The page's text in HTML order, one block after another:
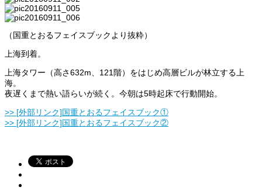
（国重とおるフェイスブックより抜粋）
上海到着。
上海タワー（高さ632m、121階）をはじめ高層ビルが林立する上
海。
夜遅くまで熱い語らいが続く。今朝は5時起床で行動開始。
>> [外部リンク]国重とおるフェイスブック①
>> [外部リンク]国重とおるフェイスブック②